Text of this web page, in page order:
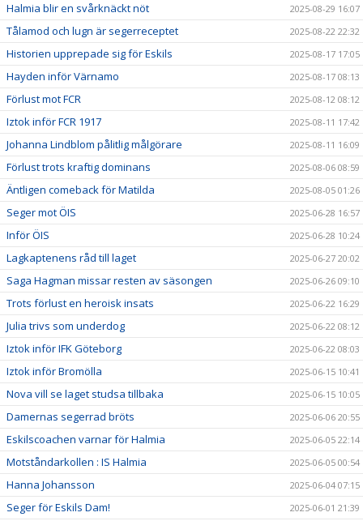
Halmia blir en svårknäckt nöt 2025-08-29 16:07
Tålamod och lugn är segerreceptet 2025-08-22 22:32
Historien upprepade sig för Eskils 2025-08-17 17:05
Hayden inför Värnamo 2025-08-17 08:13
Förlust mot FCR 2025-08-12 08:12
Iztok inför FCR 1917 2025-08-11 17:42
Johanna Lindblom pålitlig målgörare 2025-08-11 16:09
Förlust trots kraftig dominans 2025-08-06 08:59
Äntligen comeback för Matilda 2025-08-05 01:26
Seger mot ÖIS 2025-06-28 16:57
Inför ÖIS 2025-06-28 10:24
Lagkaptenens råd till laget 2025-06-27 20:02
Saga Hagman missar resten av säsongen 2025-06-26 09:10
Trots förlust en heroisk insats 2025-06-22 16:29
Julia trivs som underdog 2025-06-22 08:12
Iztok inför IFK Göteborg 2025-06-22 08:03
Iztok inför Bromölla 2025-06-15 10:41
Nova vill se laget studsa tillbaka 2025-06-15 10:05
Damernas segerrad bröts 2025-06-06 20:55
Eskilscoachen varnar för Halmia 2025-06-05 22:14
Motståndarkollen : IS Halmia 2025-06-05 00:54
Hanna Johansson 2025-06-04 07:15
Seger för Eskils Dam! 2025-06-01 21:39